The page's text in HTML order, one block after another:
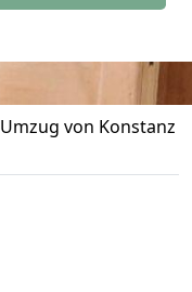
Umzug von Konstanz